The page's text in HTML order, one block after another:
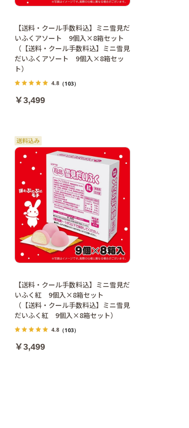
【送料・クール手数料込】ミニ雪見だ
いふくアソート 9個入×8箱セット
（【送料・クール手数料込】ミニ雪見
だいふくアソート 9個入×8箱セッ
ト）
4.8 （103）
￥3,499
【送料・クール手数料込】ミニ雪見だ
いふく紅 9個入×8箱セット
（【送料・クール手数料込】ミニ雪見
だいふく紅 9個入×8箱セット）
4.8 （103）
￥3,499